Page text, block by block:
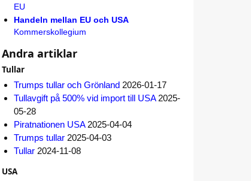
EU
Handeln mellan EU och USA
Kommerskollegium
Andra artiklar
Tullar
Trumps tullar och Grönland 2026-01-17
Tullavgift på 500% vid import till USA 2025-
05-28
Piratnationen USA 2025-04-04
Trumps tullar 2025-04-03
Tullar 2024-11-08
USA